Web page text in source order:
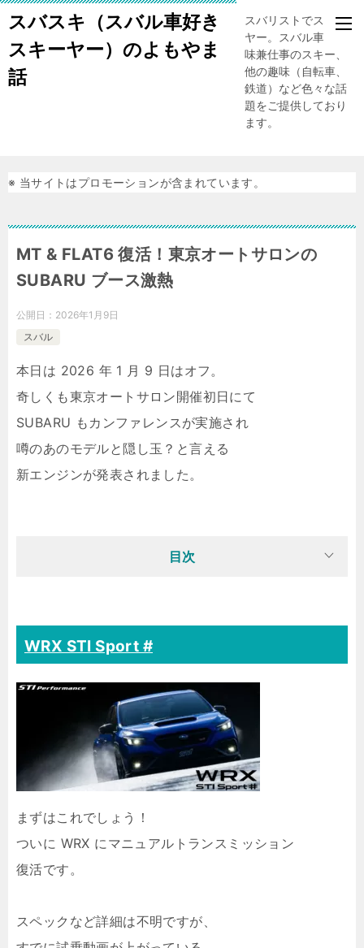
スバスキ（スバル車好き
スキーヤー）のよもやま
話
スバリストでスキー
ヤー。スバル車、趣
味兼仕事のスキー、
他の趣味（自転車、
鉄道）など色々な話
題をご提供しており
ます。
※ 当サイトはプロモーションが含まれています。
MT & FLAT6 復活！東京オートサロンの
SUBARU ブース激熱
公開日： 2026年1月9日
スバル
本日は 2026 年 1 月 9 日はオフ。
奇しくも東京オートサロン開催初日にて
SUBARU もカンファレンスが実施され
噂のあのモデルと隠し玉？と言える
新エンジンが発表されました。
目次
WRX STI Sport #
まずはこれでしょう！
ついに WRX にマニュアルトランスミッション
復活です。
スペックなど詳細は不明ですが、